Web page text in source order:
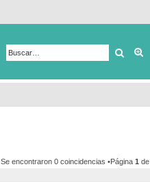
Buscar
Se encontraron 0 coincidencias •Página 1 de